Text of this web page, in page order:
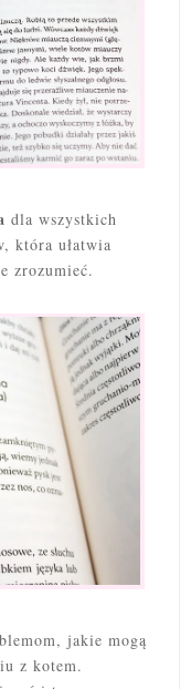
dla wszystkich
która ułatwia
zrozumieć.
jakie mogą
z kotem.